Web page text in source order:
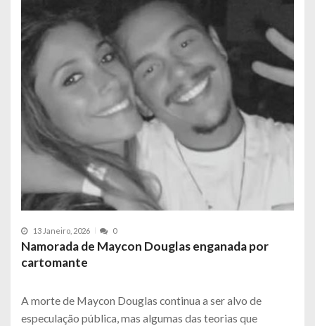
13 Janeiro, 2026 0
Namorada de Maycon Douglas enganada por
cartomante
A morte de Maycon Douglas continua a ser alvo de
especulação pública, mas algumas das teorias que